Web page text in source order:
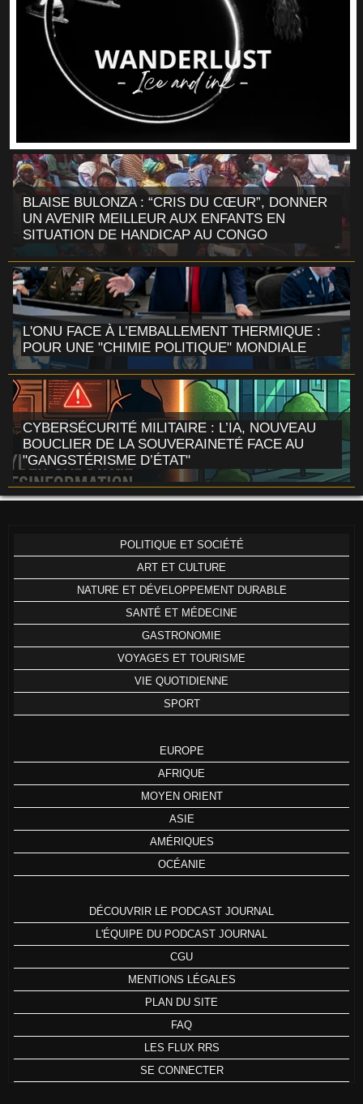
BLAISE BULONZA : “CRIS DU CŒUR”, DONNER
UN AVENIR MEILLEUR AUX ENFANTS EN
SITUATION DE HANDICAP AU CONGO
L'ONU FACE À L’EMBALLEMENT THERMIQUE :
POUR UNE "CHIMIE POLITIQUE" MONDIALE
CYBERSÉCURITÉ MILITAIRE : L’IA, NOUVEAU
BOUCLIER DE LA SOUVERAINETÉ FACE AU
"GANGSTÉRISME D’ÉTAT"
POLITIQUE ET SOCIÉTÉ
ART ET CULTURE
NATURE ET DÉVELOPPEMENT DURABLE
SANTÉ ET MÉDECINE
GASTRONOMIE
VOYAGES ET TOURISME
VIE QUOTIDIENNE
SPORT
EUROPE
AFRIQUE
MOYEN ORIENT
ASIE
AMÉRIQUES
OCÉANIE
DÉCOUVRIR LE PODCAST JOURNAL
L'ÉQUIPE DU PODCAST JOURNAL
CGU
MENTIONS LÉGALES
PLAN DU SITE
FAQ
LES FLUX RRS
SE CONNECTER